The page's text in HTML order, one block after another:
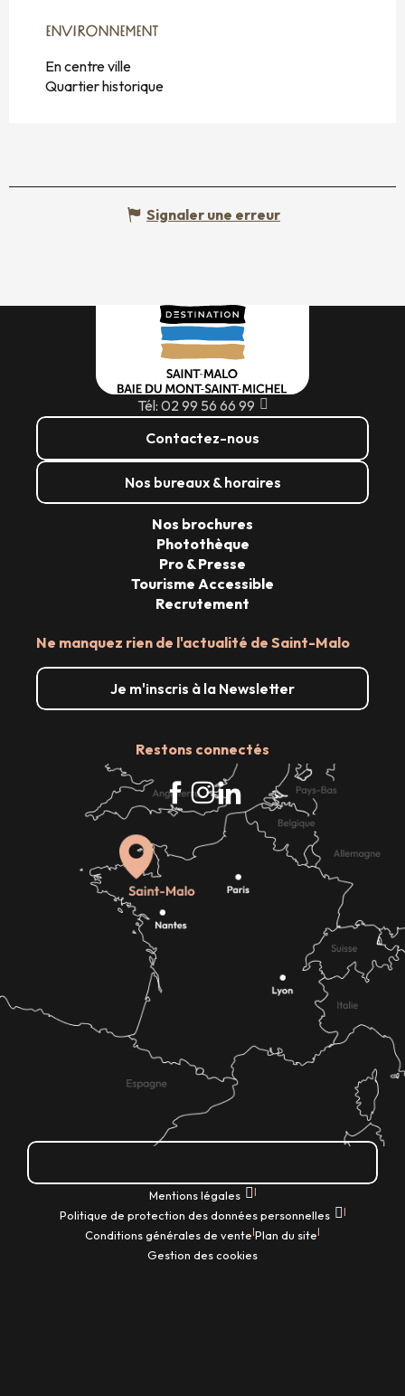
ENVIRONNEMENT
ENVIRONNEMENT
En centre ville
Quartier historique
Signaler une erreur
Tél: 02 99 56 66 99
Contactez-nous
Nos bureaux & horaires
Ne manquez rien de l'actualité de Saint-Malo
Je m'inscris à la Newsletter
Restons connectés
Nos brochures
Photothèque
Pro & Presse
Tourisme Accessible
Recrutement
Mentions légales |
Politique de protection des données personnelles |
Conditions générales de vente|Plan du site|
Gestion des cookies